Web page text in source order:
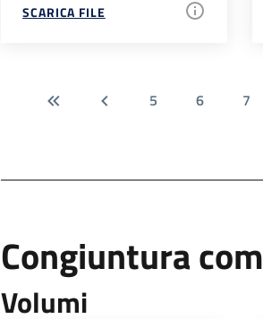
SCARICA FILE
5 6 7
Congiuntura
Volumi